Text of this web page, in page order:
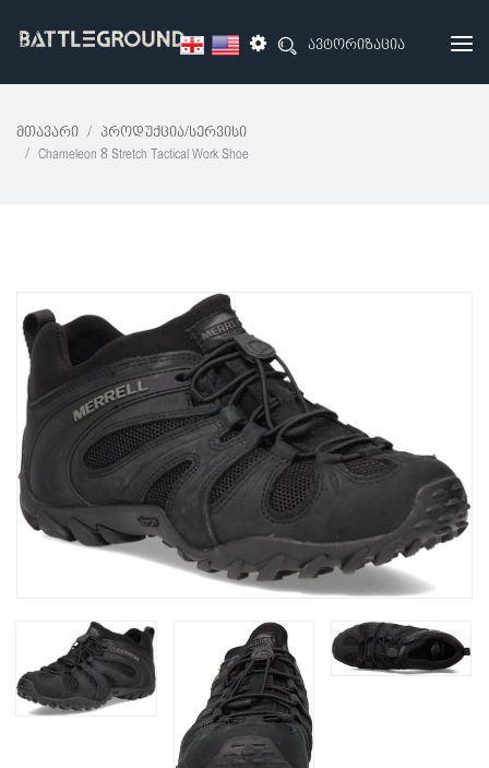
ავტორიზაცია
Მთავარი
Პროდუქცია/სერვისი
Chameleon 8 Stretch Tactical Work Shoe